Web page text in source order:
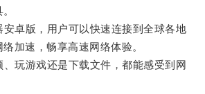
卓版，用户可以快速连接到全球各地
加速，畅享高速网络体验。
游戏还是下载文件，都能感受到网